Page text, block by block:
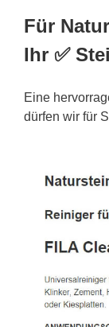
Für
Ihr ✅
Eine
dürfen wir für